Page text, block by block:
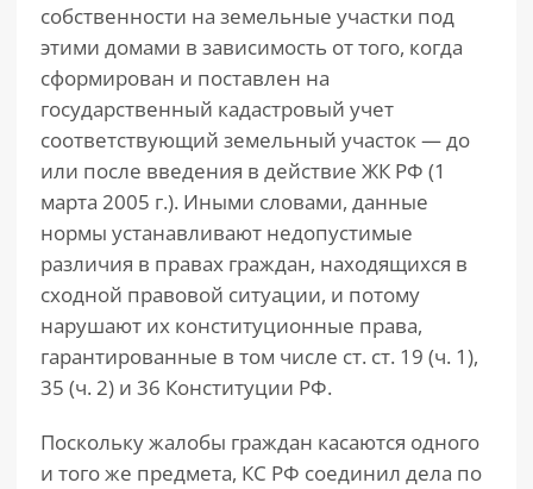
собственности на земельные участки под
этими домами в зависимость от того, когда
сформирован и поставлен на
государственный кадастровый учет
соответствующий земельный участок — до
или после введения в действие ЖК РФ (1
марта 2005 г.). Иными словами, данные
нормы устанавливают недопустимые
различия в правах граждан, находящихся в
сходной правовой ситуации, и потому
нарушают их конституционные права,
гарантированные в том числе ст. ст. 19 (ч. 1),
35 (ч. 2) и 36 Конституции РФ.
Поскольку жалобы граждан касаются одного
и того же предмета, КС РФ соединил дела по